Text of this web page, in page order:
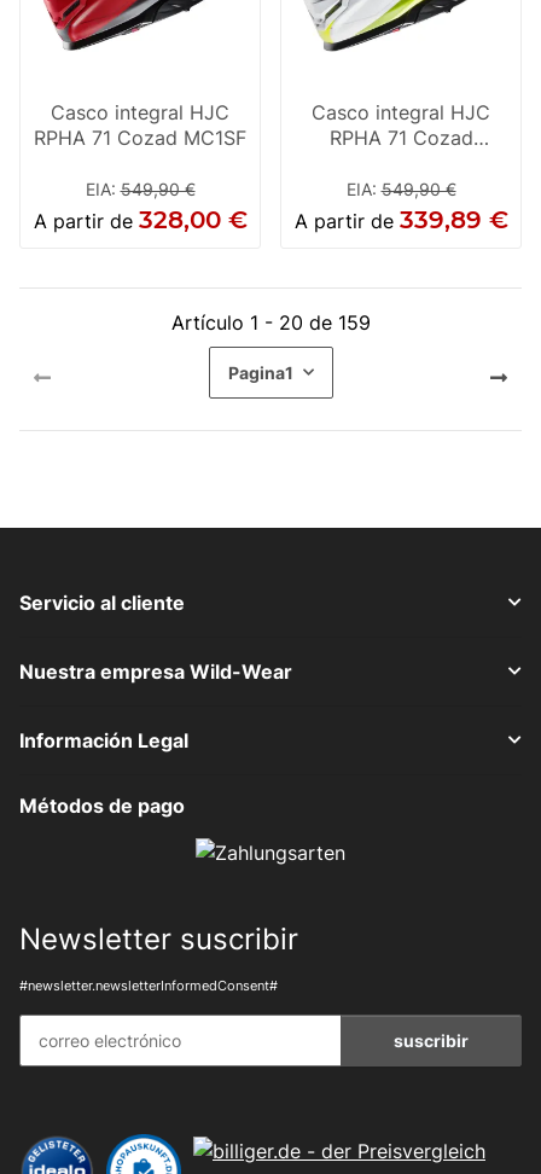
Casco integral HJC
RPHA 71 Cozad MC1SF
EIA:549,90 €
A partir de 328,00 €
Casco integral HJC
RPHA 71 Cozad
EIA:549,90 €
A partir de 339,89 €
Artículo 1 - 20 de 159
Pagina1
Servicio al cliente
Nuestra empresa Wild-Wear
Información Legal
Métodos de pago
Newsletter suscribir
#newsletter.newsletterInformedConsent#
suscribir